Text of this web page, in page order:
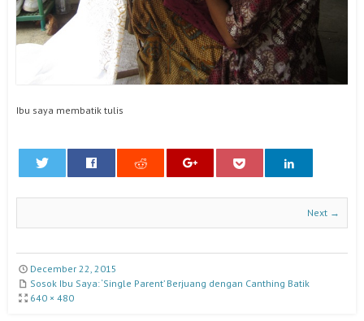
Ibu saya membatik tulis
Next →
December 22, 2015
Sosok Ibu Saya: ‘Single Parent’ Berjuang dengan Canthing Batik
640 × 480